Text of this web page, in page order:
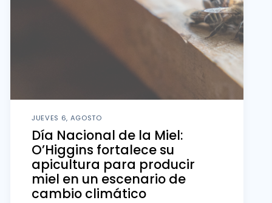
JUEVES 6, AGOSTO
Día Nacional de la Miel:
O’Higgins fortalece su
apicultura para producir
miel en un escenario de
cambio climático